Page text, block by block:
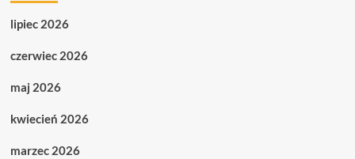
lipiec 2026
czerwiec 2026
maj 2026
kwiecień 2026
marzec 2026